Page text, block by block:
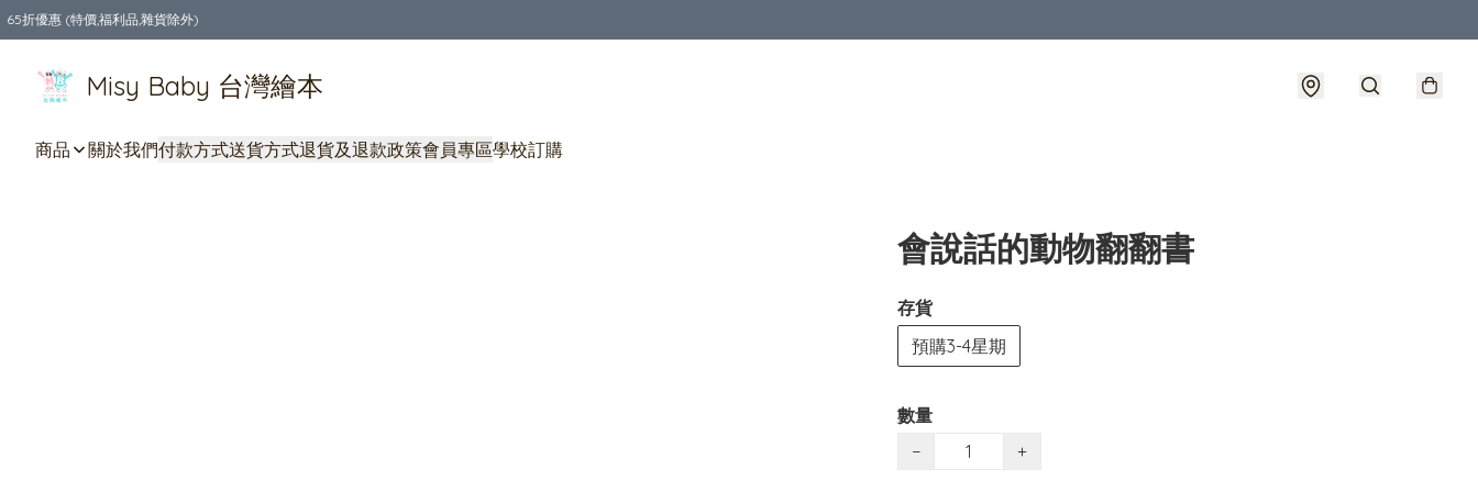
65折優惠 (特價,福利品,雜貨除外)
Misy Baby 台灣繪本
商品 關於我們付款方式送貨方式退貨及退款政策會員專區學校訂購
會說話的動物翻翻書
存貨
預購3-4星期
數量
−
+